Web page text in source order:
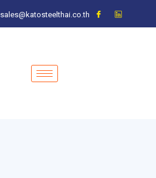
sales@katosteelthai.co.th